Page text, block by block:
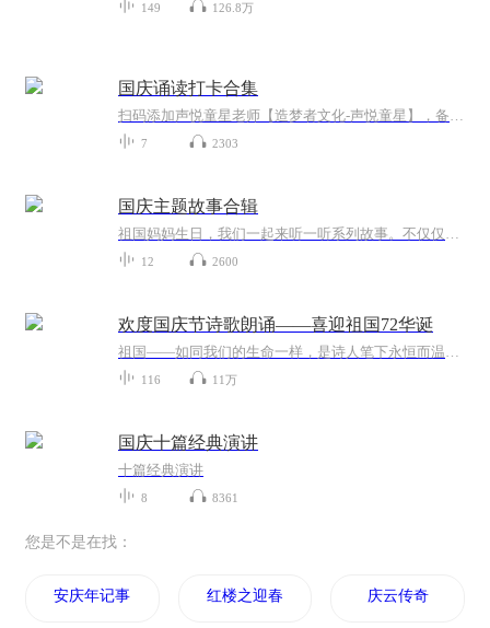
149 126.8万
国庆诵读打卡合集
扫码添加声悦童星老师【造梦者文化-声悦童星】，备注“诵读打卡”报名，已添加好友的，直接发送“诵读打卡”报名，报名成功后进入社群。
7 2303
国庆主题故事合辑
祖国妈妈生日，我们一起来听一听系列故事。不仅仅有《我的祖国》，还有红军故事，也有关于战争的故事，让大家体会到和平年代的不易。
12 2600
欢度国庆节诗歌朗诵——喜迎祖国72华诞
祖国——如同我们的生命一样，是诗人笔下永恒而温暖的主题。在祖国72周年华诞来临之际，特创建这个诗歌朗诵专辑，诵读经典爱国篇章，和大家一起歌颂祖国，向国庆的献礼！祝愿伟大的祖国繁荣富强，祝愿大家国庆节快乐，度过平安快乐的黄金周假期！
116 11万
国庆十篇经典演讲
十篇经典演讲
8 8361
您是不是在找：
安庆年记事 红楼之迎春花开 庆云传奇